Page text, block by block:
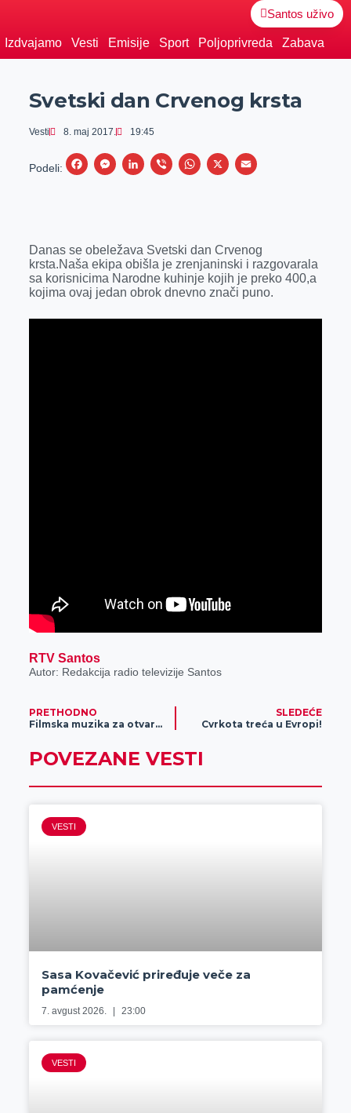
Santos uživo
Izdvajamo Vesti Emisije Sport Poljoprivreda Zabava
Svetski dan Crvenog krsta
Vesti 8. maj 2017. 19:45
Podeli:
F
b
o
o
k
M
e
n
g
e
L
e
d
I
n
V
r
W
s
A
p
p
X
E
l
Danas se obeležava Svetski dan Crvenog
krsta.Naša ekipa obišla je zrenjaninski i razgovarala
sa korisnicima Narodne kuhinje kojih je preko 400,a
kojima ovaj jedan obrok dnevno znači puno.
RTV Santos
Autor: Redakcija radio televizije Santos
PRETHODNO
Filmska muzika za otvaranje
SLEDEĆE
Cvrkota treća u Evropi!
POVEZANE VESTI
VESTI
Sasa Kovačević priređuje veče za
pamćenje
7. avgust 2026. 23:00
VESTI